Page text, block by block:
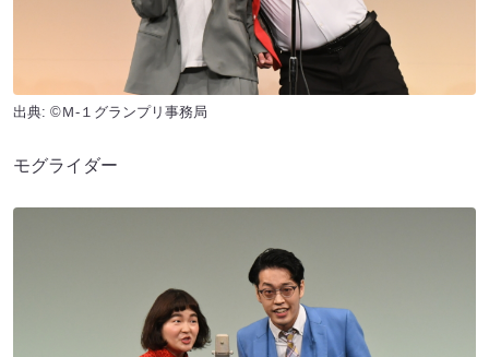
出典: ©Ｍ-１グランプリ事務局
モグライダー